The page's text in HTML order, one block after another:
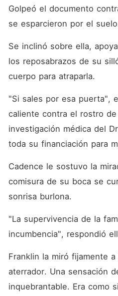
Golpeó el documento
se esparcieron por el
Se inclinó sobre ella,
los reposabrazos de su
cuerpo para atraparla.
"Si sales por esa puerta",
caliente contra el rostro
investigación médica del
toda su financiación para
Cadence le sostuvo la
comisura de su boca se
sonrisa burlona.
"La supervivencia de la
incumbencia", respondió
Franklin la miró fijamente
aterrador. Una sensación
inquebrantable. Era como